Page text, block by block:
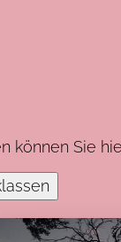
können Sie